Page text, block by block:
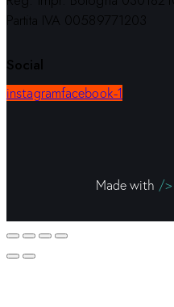
Partita IVA 00589771203
Social
instagramfacebook-1
Made with />